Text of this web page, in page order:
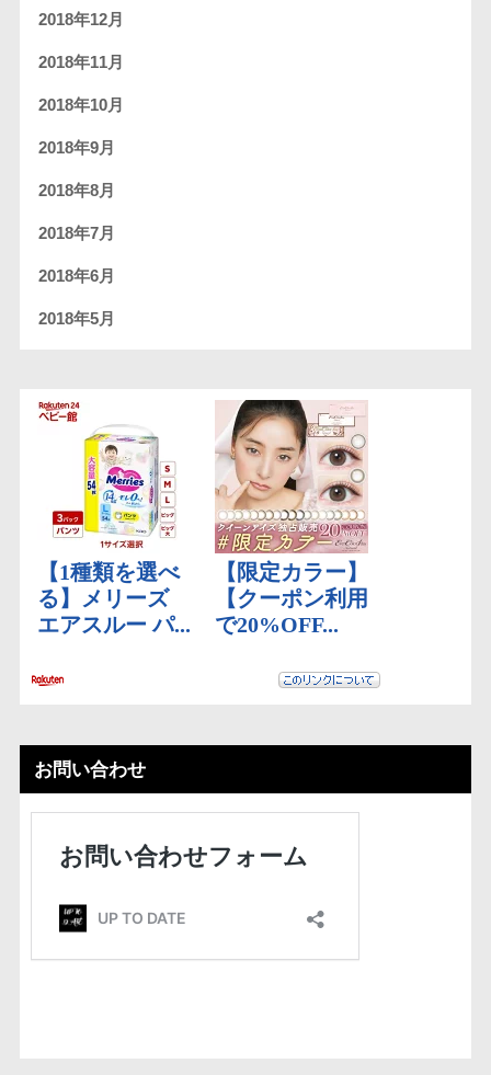
2018年12月
2018年11月
2018年10月
2018年9月
2018年8月
2018年7月
2018年6月
2018年5月
お問い合わせ